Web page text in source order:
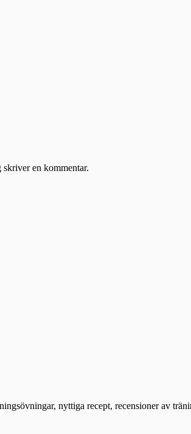
skriver en kommentar.
nyttiga recept, recensioner av